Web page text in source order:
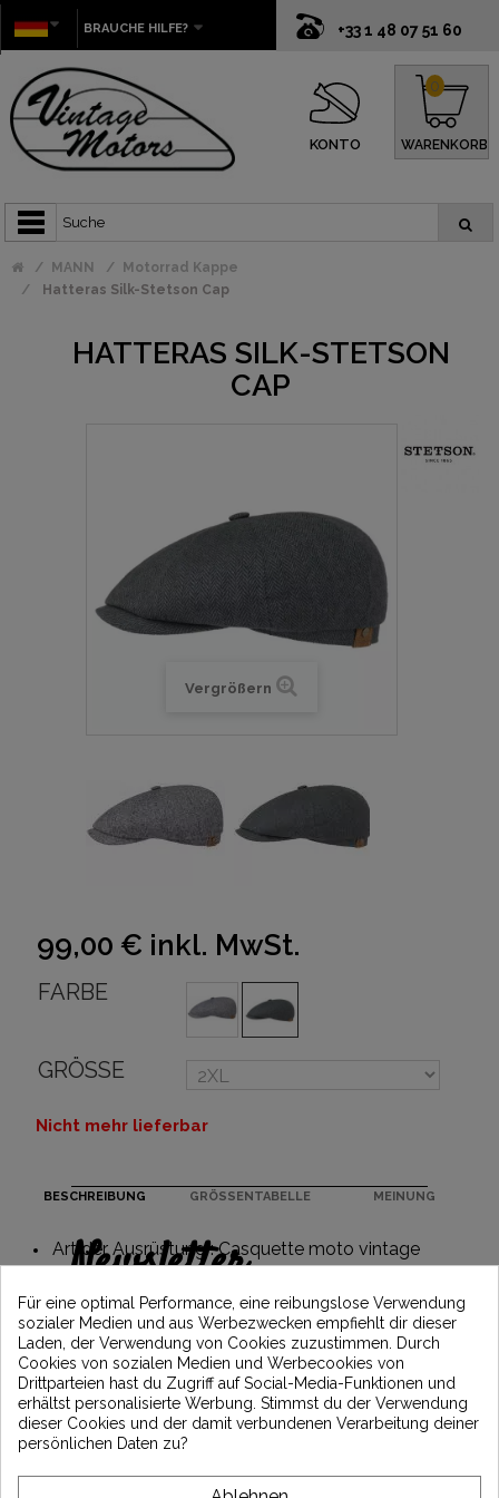
+33 1 48 07 51 60
BRAUCHE HILFE?
KONTO WARENKORB
0
MANN
Motorrad Kappe
Hatteras Silk-Stetson Cap
HATTERAS SILK-STETSON
CAP
Vergrößern
99,00 € inkl. MwSt.
FARBE
GRÖSSE
Nicht mehr lieferbar
BESCHREIBUNG GRÖSSENTABELLE MEINUNG
Art der Ausrüstung : Casquette moto vintage
Newsletter
Erhalten Sie 5€ Rabatt auf Ihre erste
Bestellung, indem Sie sich anmelden und
über die neuesten Vintage Motors-
Nachrichten informiert bleiben
*Dès 99€ d'achat. En vous abonnant à notre newsletter, vous reconnaissez avoir pris
l'acceptez.
Für eine optimal Performance, eine reibungslose Verwendung
sozialer Medien und aus Werbezwecken empfiehlt dir dieser
Laden, der Verwendung von Cookies zuzustimmen. Durch
Cookies von sozialen Medien und Werbecookies von
Drittparteien hast du Zugriff auf Social-Media-Funktionen und
erhältst personalisierte Werbung. Stimmst du der Verwendung
dieser Cookies und der damit verbundenen Verarbeitung deiner
persönlichen Daten zu?